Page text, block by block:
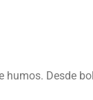
humos. Desde